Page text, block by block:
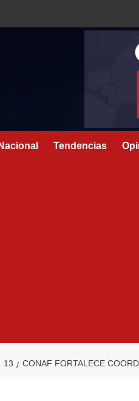
Nacional Tendencias
13 CONAF FORTALECE